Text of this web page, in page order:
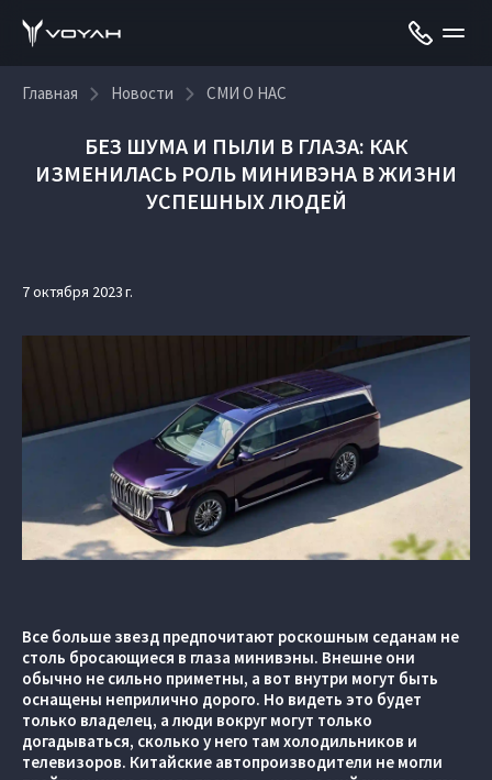
Главная Новости СМИ О НАС
БЕЗ ШУМА И ПЫЛИ В ГЛАЗА: КАК
ИЗМЕНИЛАСЬ РОЛЬ МИНИВЭНА В ЖИЗНИ
УСПЕШНЫХ ЛЮДЕЙ
7 октября 2023 г.
Все больше звезд предпочитают роскошным седанам не
столь бросающиеся в глаза минивэны. Внешне они
обычно не сильно приметны, а вот внутри могут быть
оснащены неприлично дорого. Но видеть это будет
только владелец, а люди вокруг могут только
догадываться, сколько у него там холодильников и
телевизоров. Китайские автопроизводители не могли